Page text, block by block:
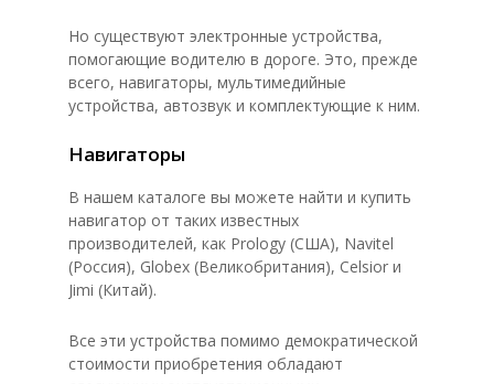
Но существуют электронные устройства,
помогающие водителю в дороге. Это, прежде
всего, навигаторы, мультимедийные
устройства, автозвук и комплектующие к ним.
Навигаторы
В нашем каталоге вы можете найти и купить
навигатор от таких известных
производителей, как Prology (США), Navitel
(Россия), Globex (Великобритания), Celsior и
Jimi (Китай).
Все эти устройства помимо демократической
стоимости приобретения обладают